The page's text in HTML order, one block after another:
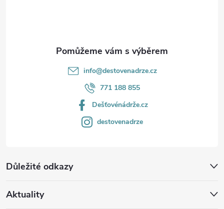
Důležité odkazy
Aktuality
info@destovenadrze.cz
771 188 855
Dešťovénádrže.cz
destovenadrze